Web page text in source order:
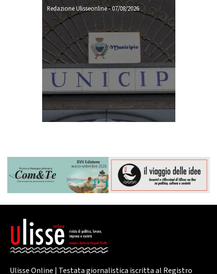
Redazione Ulisseonline-07/08/2026
Ulisse Online | Testata giornalistica iscritta al Registro